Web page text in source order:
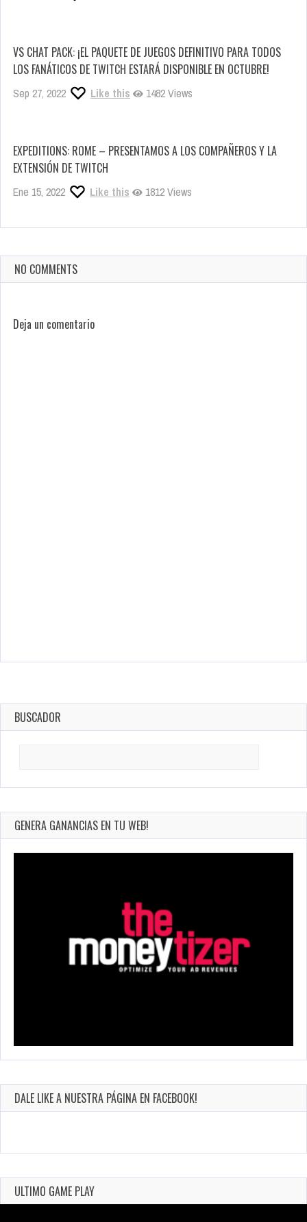
VS CHAT PACK: ¡EL PAQUETE DE JUEGOS DEFINITIVO PARA TODOS
LOS FANÁTICOS DE TWITCH ESTARÁ DISPONIBLE EN OCTUBRE!
Sep 27, 2022 Like this 1482 Views
EXPEDITIONS: ROME – PRESENTAMOS A LOS COMPAÑEROS Y LA
EXTENSIÓN DE TWITCH
Ene 15, 2022 Like this 1812 Views
NO COMMENTS
Deja un comentario
BUSCADOR
GENERA GANANCIAS EN TU WEB!
DALE LIKE A NUESTRA PÁGINA EN FACEBOOK!
ULTIMO GAME PLAY